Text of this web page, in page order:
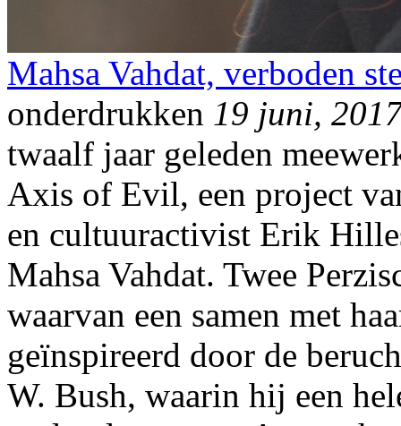
Mahsa Vahdat, verboden
onderdrukken 19 juni,
twaalf jaar geleden
Axis of Evil, een project
en cultuuractivist Erik
Mahsa Vahdat. Twee
waarvan een samen met
geïnspireerd door de
W. Bush, waarin hij een